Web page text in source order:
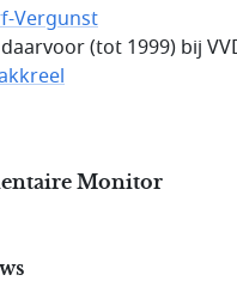
Vergunst
(tot 1999) bij
Monitor